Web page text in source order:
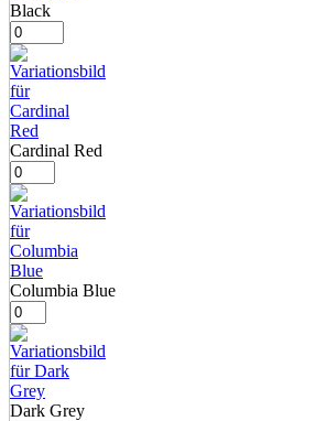
Black
Cardinal Red
Columbia Blue
Dark Grey